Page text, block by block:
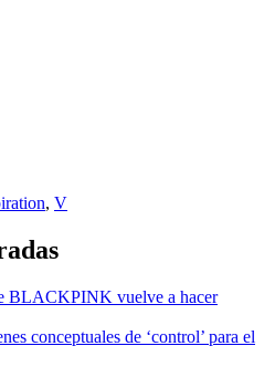
, V
BLACKPINK vuelve a hacer
conceptuales de ‘control’ para el